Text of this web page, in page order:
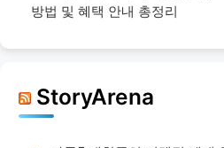
방법 및 혜택 안내 총정리
StoryArena